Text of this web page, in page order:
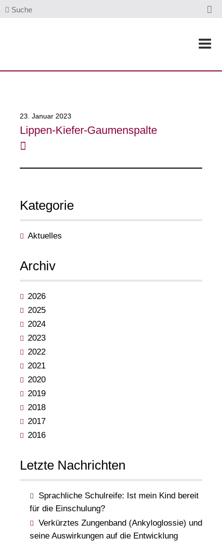
Suche
23. Januar 2023
Lippen-Kiefer-Gaumenspalte
Kategorie
Aktuelles
Archiv
2026
2025
2024
2023
2022
2021
2020
2019
2018
2017
2016
Letzte Nachrichten
Sprachliche Schulreife: Ist mein Kind bereit
für die Einschulung?
Verkürztes Zungenband (Ankyloglossie) und
seine Auswirkungen auf die Entwicklung